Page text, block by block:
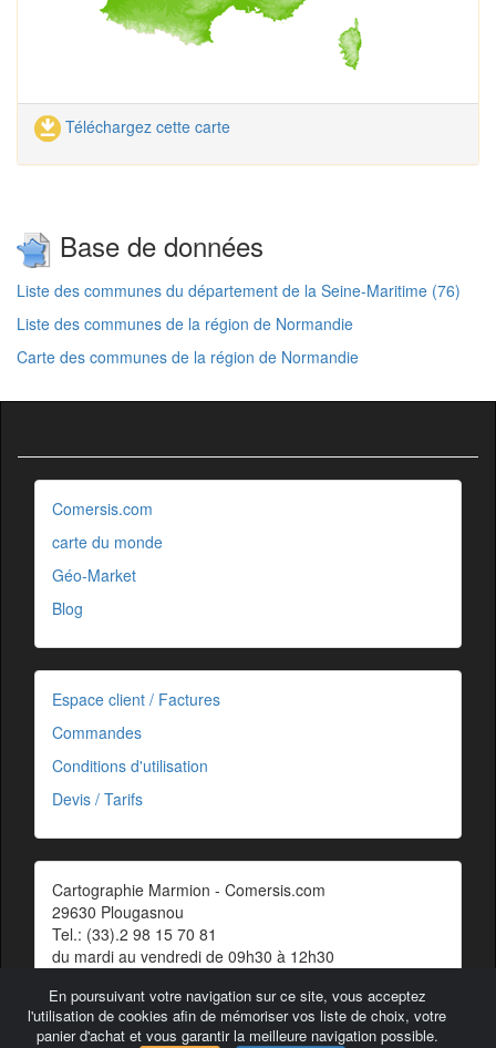
Téléchargez cette carte
Base de données
Liste des communes du département de la Seine-Maritime (76)
Liste des communes de la région de Normandie
Carte des communes de la région de Normandie
En poursuivant votre navigation sur ce site, vous acceptez
l'utilisation de cookies afin de mémoriser vos liste de choix, votre
panier d'achat et vous garantir la meilleure navigation possible.
Comersis.com
carte du monde
Géo-Market
Blog
Espace client / Factures
Commandes
Conditions d'utilisation
Devis / Tarifs
Cartographie Marmion - Comersis.com
29630 Plougasnou
Tel.: (33).2 98 15 70 81
du mardi au vendredi de 09h30 à 12h30
Contact